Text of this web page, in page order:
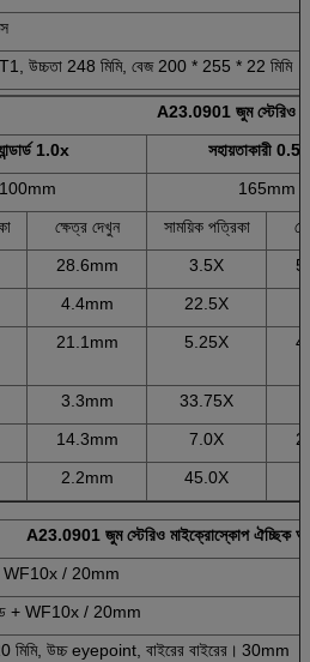
উচ্চতা 248 মিমি, বেজ 200 * 255 * 22 মিমি
A23.0901 জুম স্টেরিও
1.0x
সহায়তাকারী 0.5
100mm
165mm
ক্ষেত্র দেখুন সাময়িক পত্রিকা
28.6mm 3.5X
4.4mm 22.5X
21.1mm 5.25X
3.3mm 33.75X
14.3mm 7.0X
2.2mm 45.0X
A23.0901 জুম স্টেরিও মাইক্রোস্কোপ ঐচ্ছিক
+ WF10x / 20mm
+ WF10x / 20mm
উচ্চ eyepoint, বাইরের বাইরের। 30mm